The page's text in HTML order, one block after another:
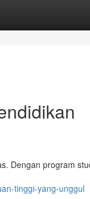
Dengan program
tinggi-yang-unggul